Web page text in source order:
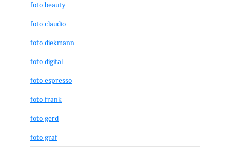
foto beauty
foto claudio
foto diekmann
foto digital
foto espresso
foto frank
foto gerd
foto graf